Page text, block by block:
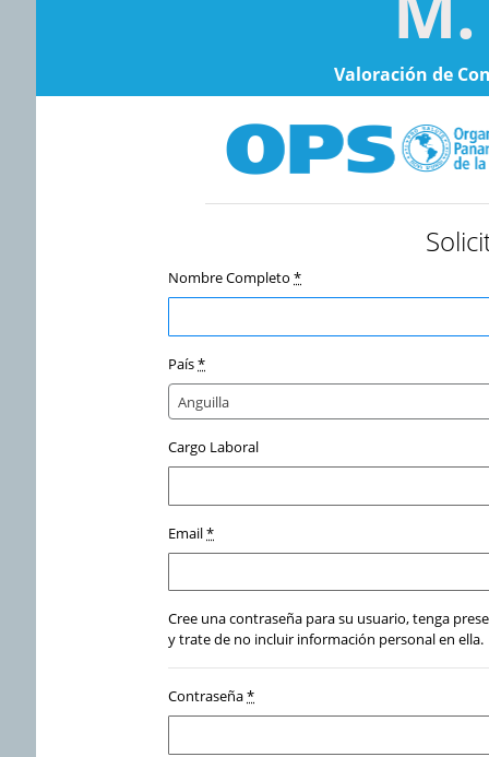
Valoración de
Nombre Completo *
País*
Anguilla
Cargo Laboral
Email*
Cree una contraseña para su usuario, tenga
y trate de no incluir información personal en ella.
Contraseña*